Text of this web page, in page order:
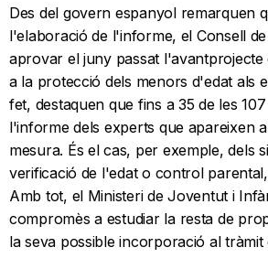
Des del govern espanyol remarquen
l'elaboració de l'informe, el Consell
aprovar el juny passat l'avantprojecte
a la protecció dels menors d'edat als
fet, destaquen que fins a 35 de les
l'informe dels experts que apareixen
mesura. És el cas, per exemple, dels
verificació de l'edat o control
Amb tot, el Ministeri de Joventut i
compromès a estudiar la resta de
la seva possible incorporació al tràmit